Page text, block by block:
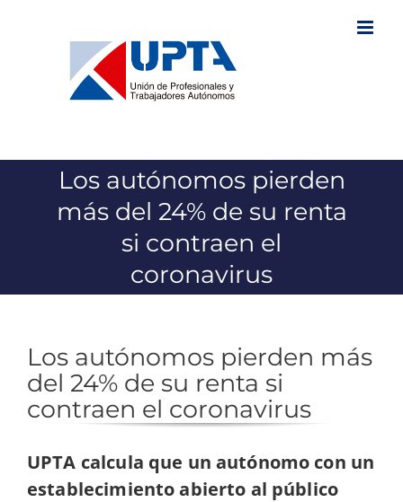
Los autónomos pierden
más del 24% de su renta
si contraen el
coronavirus
Los autónomos pierden más
del 24% de su renta si
contraen el coronavirus
UPTA calcula que un autónomo con un
establecimiento abierto al público